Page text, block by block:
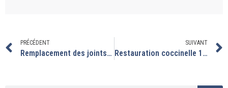
PRÉCÉDENT
Remplacement des joints de vitres avants sur cette 1303 cabriolet.
SUIVANT
Restauration coccinelle 1970: partie 4